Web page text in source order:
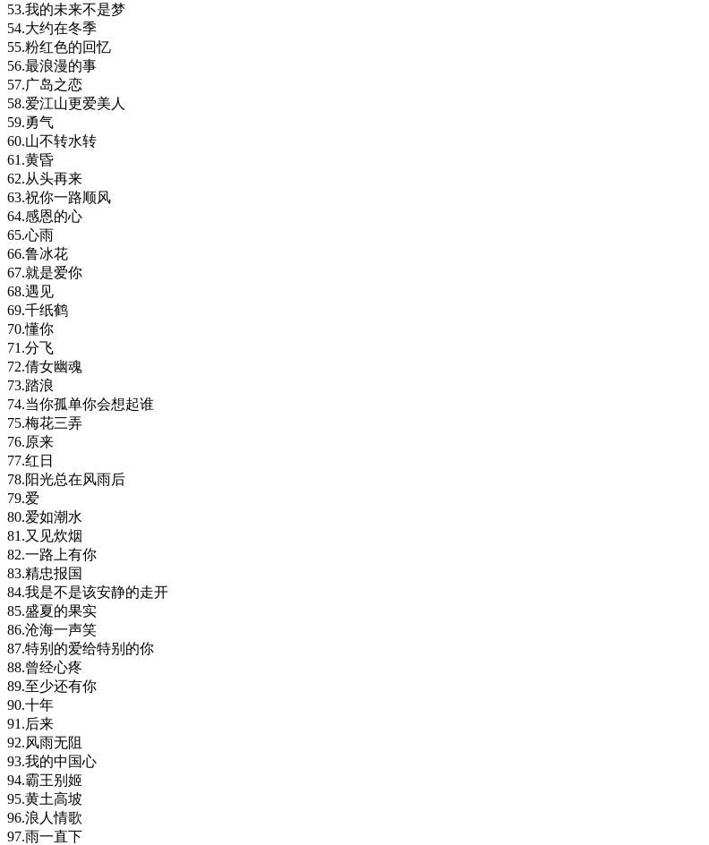
53.我的未来不是梦
54.大约在冬季
55.粉红色的回忆
56.最浪漫的事
57.广岛之恋
58.爱江山更爱美人
59.勇气
60.山不转水转
61.黄昏
62.从头再来
63.祝你一路顺风
64.感恩的心
65.心雨
66.鲁冰花
67.就是爱你
68.遇见
69.千纸鹤
70.懂你
71.分飞
72.倩女幽魂
73.踏浪
74.当你孤单你会想起谁
75.梅花三弄
76.原来
77.红日
78.阳光总在风雨后
79.爱
80.爱如潮水
81.又见炊烟
82.一路上有你
83.精忠报国
84.我是不是该安静的走开
85.盛夏的果实
86.沧海一声笑
87.特别的爱给特别的你
88.曾经心疼
89.至少还有你
90.十年
91.后来
92.风雨无阻
93.我的中国心
94.霸王别姬
95.黄土高坡
96.浪人情歌
97.雨一直下